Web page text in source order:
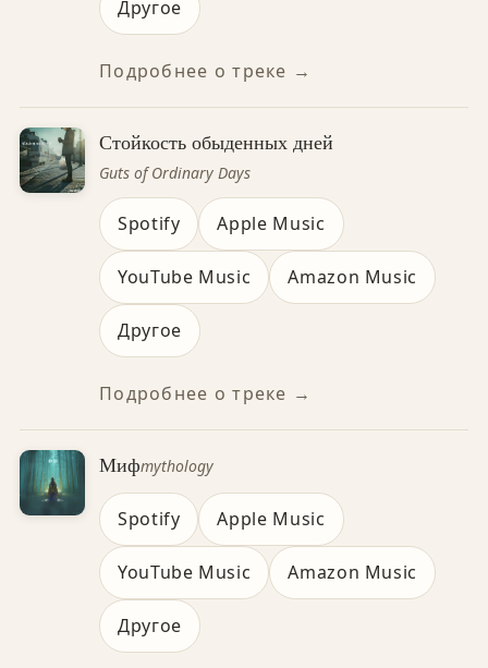
Другое
Подробнее о треке →
Стойкость обыденных дней
Guts of Ordinary Days
Spotify Apple Music
YouTube Music Amazon Music
Другое
Подробнее о треке →
Мифmythology
Spotify Apple Music
YouTube Music Amazon Music
Другое